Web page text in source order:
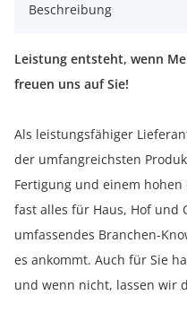
Beschreibung
Leistung entsteht, wenn
freuen uns auf Sie!
Als leistungsfähiger
der umfangreichsten
Fertigung und einem
fast alles für Haus, Hof und
umfassendes Branchen-
es ankommt. Auch für Sie
und wenn nicht, lassen wir